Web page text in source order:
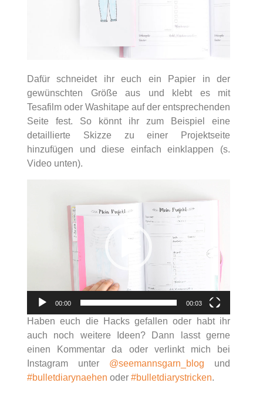
Dafür schneidet ihr euch ein Papier in der
gewünschten Größe aus und klebt es mit
Tesafilm oder Washitape auf der entsprechenden
Seite fest. So könnt ihr zum Beispiel eine
detaillierte Skizze zu einer Projektseite
hinzufügen und diese einfach einklappen (s.
Video unten).
00:00 00:03
Haben euch die Hacks gefallen oder habt ihr
auch noch weitere Ideen? Dann lasst gerne
einen Kommentar da oder verlinkt mich bei
Instagram unter @seemannsgarn_blog und
#bulletdiarynaehen oder #bulletdiarystricken.